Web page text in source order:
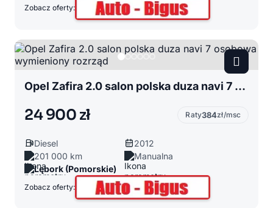
Zobacz oferty:
Opel Zafira 2.0 salon polska duza navi 7 osobowa wymieniony rozrząd
24 900 zł Raty384zł/msc
Diesel
2012
201 000 km
Manualna
Lębork (Pomorskie)
Zobacz oferty: